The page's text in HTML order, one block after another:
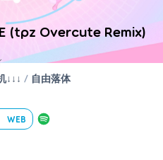
(tpz Overcute Remix)
↓↓↓ / 自由落体
WEB